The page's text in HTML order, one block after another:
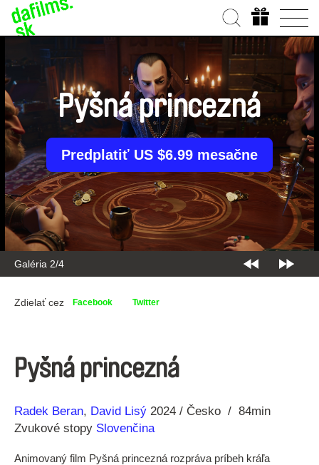
Galéria 2/4
Pyšná princezná
Predplatiť US $6.99 mesačne
Zdielať cez Facebook Twitter
Pyšná princezná
Réžia
Radek Beran David Lisý
Rok
výroby
2024 Česko
84min
Zvukové stopy Slovenčina
Animovaný film Pyšná princezná rozpráva príbeh kráľa